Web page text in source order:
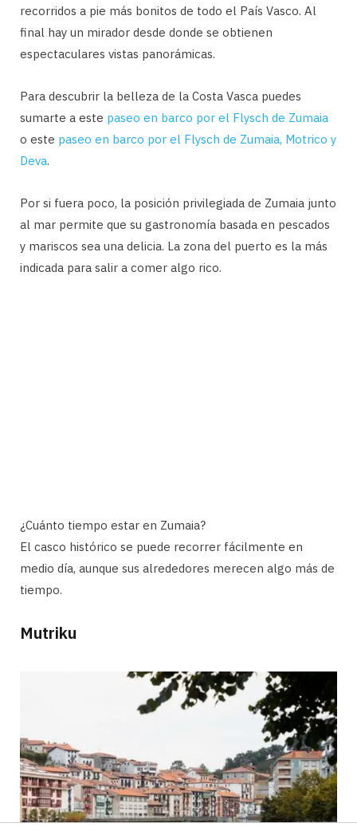
recorridos a pie más bonitos de todo el País Vasco. Al
final hay un mirador desde donde se obtienen
espectaculares vistas panorámicas.
Para descubrir la belleza de la Costa Vasca puedes
sumarte a este paseo en barco por el Flysch de Zumaia
o este paseo en barco por el Flysch de Zumaia, Motrico y
Deva.
Por si fuera poco, la posición privilegiada de Zumaia junto
al mar permite que su gastronomía basada en pescados
y mariscos sea una delicia. La zona del puerto es la más
indicada para salir a comer algo rico.
¿Cuánto tiempo estar en Zumaia?
El casco histórico se puede recorrer fácilmente en
medio día, aunque sus alrededores merecen algo más de
tiempo.
Mutriku